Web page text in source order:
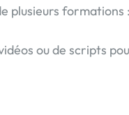
plusieurs
ou de scripts